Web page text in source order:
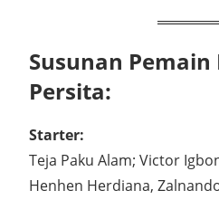
Susunan Pemain
Persita:
Starter:
Teja Paku Alam; Victor
Henhen Herdiana,